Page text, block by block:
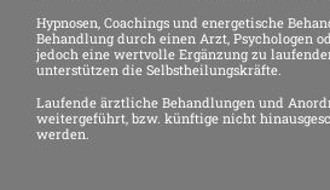
Hypnosen, Coachings und energetische
Behandlung durch einen Arzt, Psychologen
jedoch eine wertvolle Ergänzung zu
unterstützen die Selbstheilungskräfte.
Laufende ärztliche Behandlungen und
weitergeführt, bzw. künftige nicht
werden.